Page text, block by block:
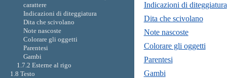
Indicazioni di diteggiatura
Dita che scivolano
Note nascoste
Colorare gli oggetti
Parentesi
Gambi
carattere
Indicazioni di diteggiatura
Dita che scivolano
Note nascoste
Colorare gli oggetti
Parentesi
Gambi
1.7.2 Esterne al rigo
1.8 Testo